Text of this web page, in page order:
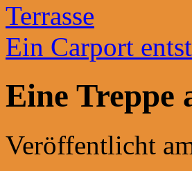
Terrasse
Ein Carport
Eine Treppe
Veröffentlicht